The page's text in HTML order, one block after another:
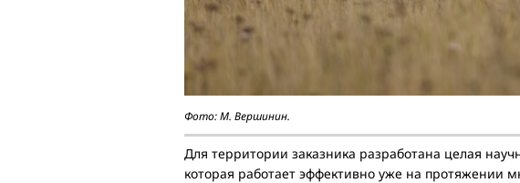
Фото: М. Вершинин.
Для территории заказника разработана целая
которая работает эффективно уже на протяжении